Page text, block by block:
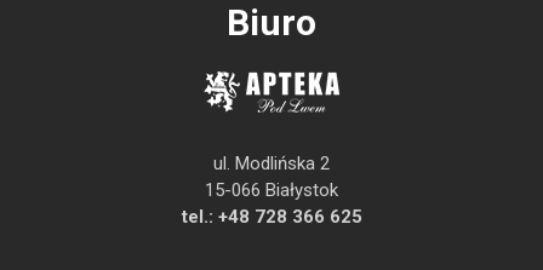
Biuro
ul. Modlińska 2
15-066 Białystok
tel.: +48 728 366 625